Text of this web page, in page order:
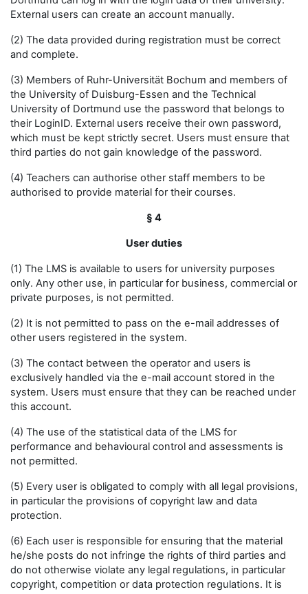
External users can create an account manually.
(2) The data provided during registration must be correct
and complete.
(3) Members of Ruhr-Universität Bochum and members of
the University of Duisburg-Essen and the Technical
University of Dortmund use the password that belongs to
their LoginID. External users receive their own password,
which must be kept strictly secret. Users must ensure that
third parties do not gain knowledge of the password.
(4) Teachers can authorise other staff members to be
authorised to provide material for their courses.
§ 4
User duties
(1) The LMS is available to users for university purposes
only. Any other use, in particular for business, commercial or
private purposes, is not permitted.
(2) It is not permitted to pass on the e-mail addresses of
other users registered in the system.
(3) The contact between the operator and users is
exclusively handled via the e-mail account stored in the
system. Users must ensure that they can be reached under
this account.
(4) The use of the statistical data of the LMS for
performance and behavioural control and assessments is
not permitted.
(5) Every user is obligated to comply with all legal provisions,
in particular the provisions of copyright law and data
protection.
(6) Each user is responsible for ensuring that the material
he/she posts do not infringe the rights of third parties and
do not otherwise violate any legal regulations, in particular
copyright, competition or data protection regulations. It is